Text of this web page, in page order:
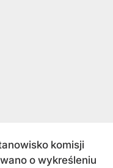
komisji
o wykreśleniu